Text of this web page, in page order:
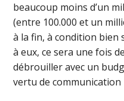
beaucoup moins d’un
(entre 100.000 et un
à la fin, à condition bien
à eux, ce sera une fois
débrouiller avec un
vertu de